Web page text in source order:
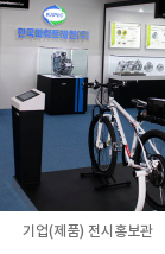
기업(제품) 전시홍보관